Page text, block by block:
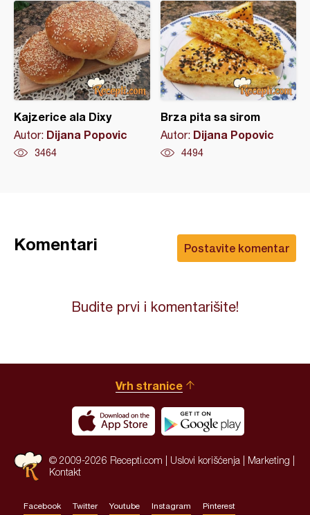
Kajzerice ala Dixy
Autor: Dijana Popovic
3464
Brza pita sa sirom
Autor: Dijana Popovic
4494
Postavite komentar
Komentari
Budite prvi i komentarišite!
Vrh stranice
© 2009-2026 Recepti.com | Uslovi korišćenja Marketing
Kontakt
Facebook Twitter Youtube Instagram Pinterest